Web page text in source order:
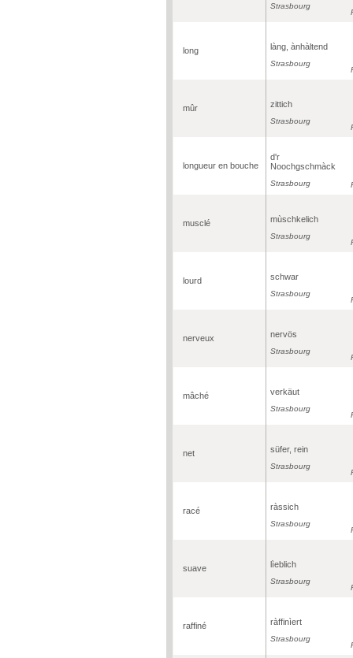
Strasbourg
long làng, ànhàltend
Strasbourg
mûr zittich
Strasbourg
longueur en bouche
d'r
Noochgschmàck
Strasbourg
musclé mùschkelich
Strasbourg
lourd schwar
Strasbourg
nerveux nervös
Strasbourg
mâché verkäut
Strasbourg
net süfer, rein
Strasbourg
racé ràssich
Strasbourg
suave lìeblich
Strasbourg
raffiné ràffinìert
Strasbourg